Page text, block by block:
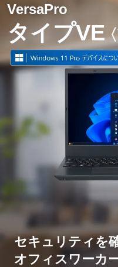
カタログ
スペック詳細
拡張機器
各部の名称
VersaPro
タイプVE
セキュリティを
オフィスワーカ